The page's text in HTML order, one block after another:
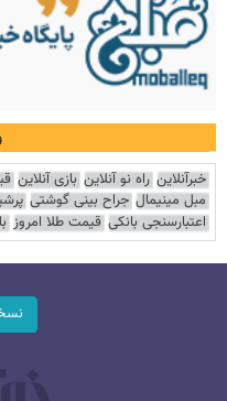
خبرآنلاین راه نو آنلاین بازی آنلاین
مبل مینیمال جراح بینی گوشتی
اعتبارسنجی بانکی قیمت طلا امروز